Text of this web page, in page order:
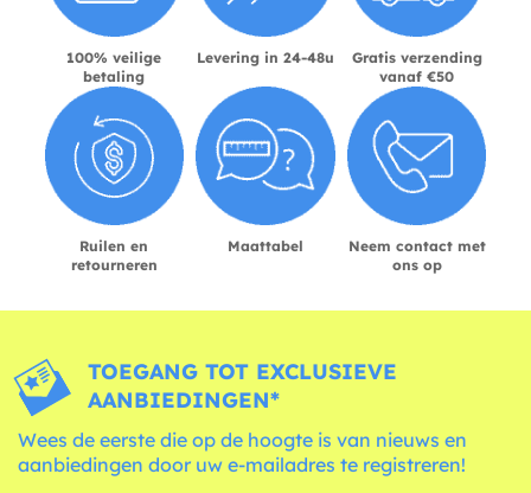
100% veilige
betaling
Levering in 24-48u
Gratis verzending
vanaf €50
Ruilen en
retourneren
Maattabel
Neem contact met
ons op
TOEGANG TOT EXCLUSIEVE
AANBIEDINGEN*
Wees de eerste die op de hoogte is van nieuws en
aanbiedingen door uw e-mailadres te registreren!